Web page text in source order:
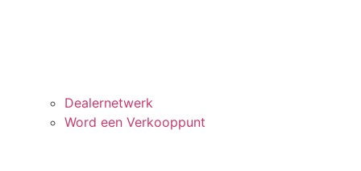
Dealernetwerk
Word een Verkooppunt